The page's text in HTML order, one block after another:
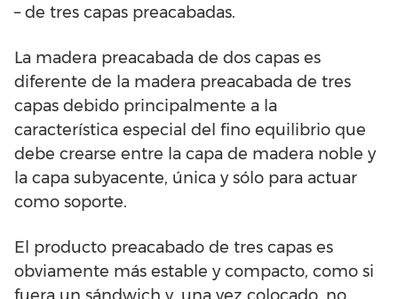
– de tres capas preacabadas.
La madera preacabada de dos capas es
diferente de la madera preacabada de tres
capas debido principalmente a la
característica especial del fino equilibrio que
debe crearse entre la capa de madera noble y
la capa subyacente, única y sólo para actuar
como soporte.
El producto preacabado de tres capas es
obviamente más estable y compacto, como si